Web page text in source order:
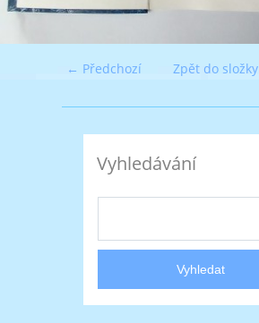
← Předchozí Zpět do složky
Vyhledávání